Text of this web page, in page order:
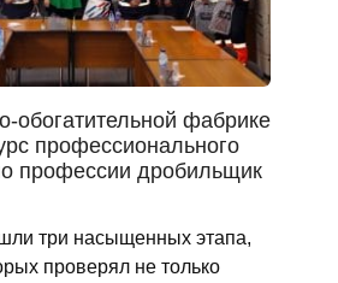
обогатительной фабрике
профессионального
профессии дробильщик
три насыщенных этапа,
проверял не только